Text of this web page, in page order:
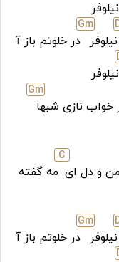
نیلوفر
نیلوفر
Gm
در خلوتم باز آ
نیلوفر
خواب نازی شبها
Gm
و دل ای
C
مه گفته
نیلوفر
Gm
در خلوتم باز آ